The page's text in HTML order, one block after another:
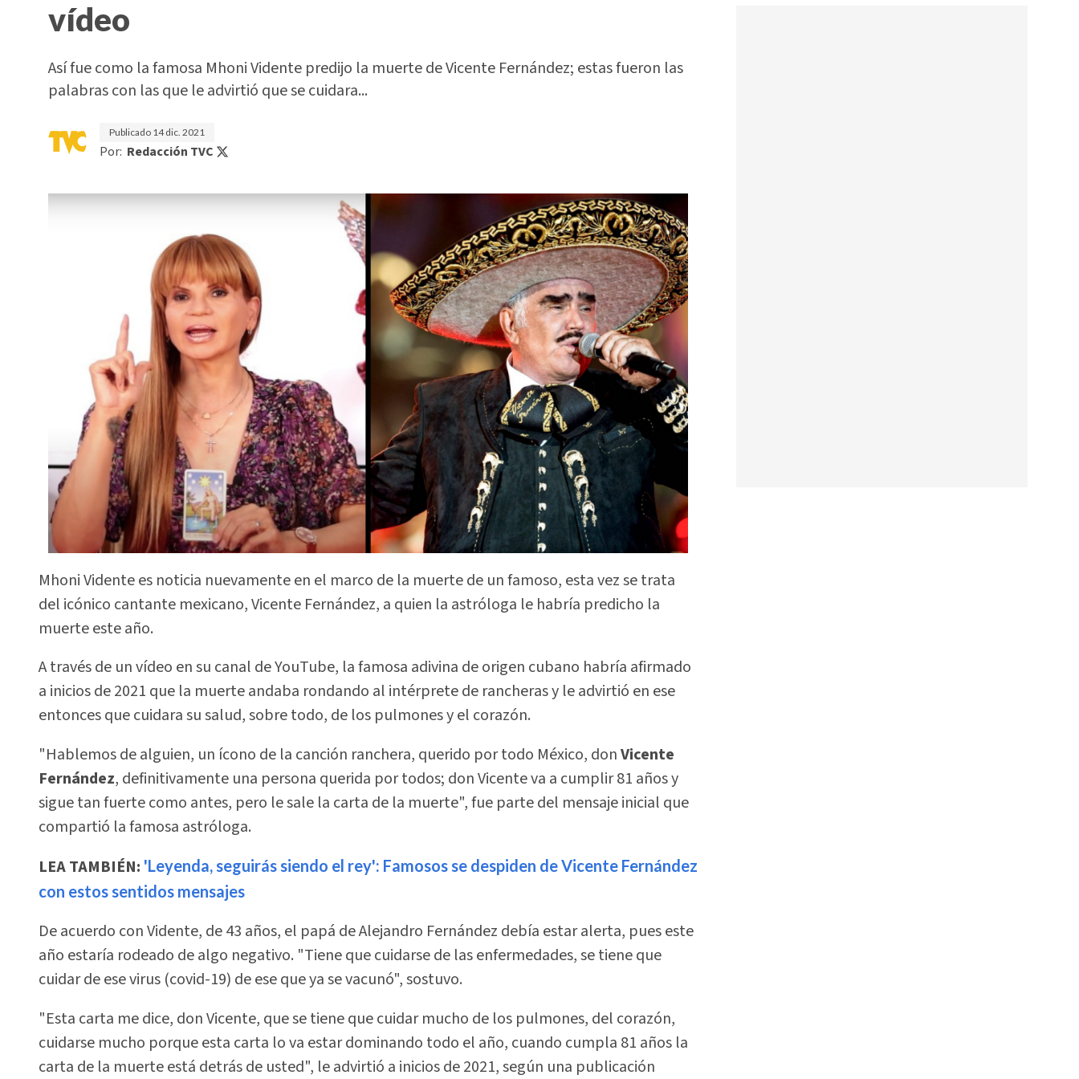
vídeo
Así fue como la famosa Mhoni Vidente predijo la muerte de Vicente Fernández; estas fueron las
palabras con las que le advirtió que se cuidara...
Publicado 14 dic. 2021
Por: Redacción TVC
Mhoni Vidente es noticia nuevamente en el marco de la muerte de un famoso, esta vez se trata
del icónico cantante mexicano, Vicente Fernández, a quien la astróloga le habría predicho la
muerte este año.
A través de un vídeo en su canal de YouTube, la famosa adivina de origen cubano habría afirmado
a inicios de 2021 que la muerte andaba rondando al intérprete de rancheras y le advirtió en ese
entonces que cuidara su salud, sobre todo, de los pulmones y el corazón.
"Hablemos de alguien, un ícono de la canción ranchera, querido por todo México, donVicente
Fernández, definitivamente una persona querida por todos; don Vicente va a cumplir 81 años y
sigue tan fuerte como antes, pero le sale la carta de la muerte", fue parte del mensaje inicial que
compartió la famosa astróloga.
LEA TAMBIÉN: 'Leyenda, seguirás siendo el rey': Famosos se despiden de Vicente Fernández
con estos sentidos mensajes
De acuerdo con Vidente, de 43 años, el papá de Alejandro Fernández debía estar alerta, pues este
año estaría rodeado de algo negativo. "Tiene que cuidarse de las enfermedades, se tiene que
cuidar de ese virus (covid-19) de ese que ya se vacunó", sostuvo.
"Esta carta me dice, don Vicente, que se tiene que cuidar mucho de los pulmones, del corazón,
cuidarse mucho porque esta carta lo va estar dominando todo el año, cuando cumpla 81 años la
carta de la muerte está detrás de usted", le advirtió a inicios de 2021, según una publicación